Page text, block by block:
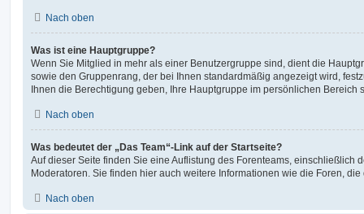
Nach oben
Was ist eine Hauptgruppe?
Wenn Sie Mitglied in mehr als einer Benutzergruppe sind, dient die
sowie den Gruppenrang, der bei Ihnen standardmäßig angezeigt wird,
Ihnen die Berechtigung geben, Ihre Hauptgruppe im persönlichen Bereich
Nach oben
Was bedeutet der „Das Team“-Link auf der Startseite?
Auf dieser Seite finden Sie eine Auflistung des Forenteams, einschließlich
Moderatoren. Sie finden hier auch weitere Informationen wie die Foren,
Nach oben